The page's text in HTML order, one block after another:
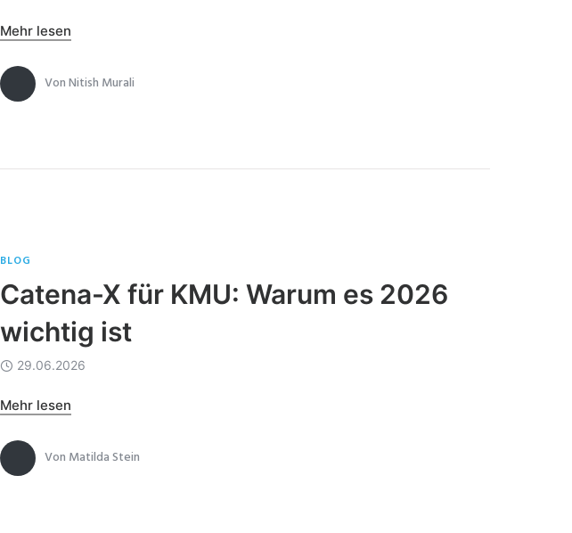
Mehr lesen
VonNitish Murali
BLOG
Catena-X für KMU: Warum es 2026
wichtig ist
29.06.2026
Mehr lesen
Von Matilda Stein